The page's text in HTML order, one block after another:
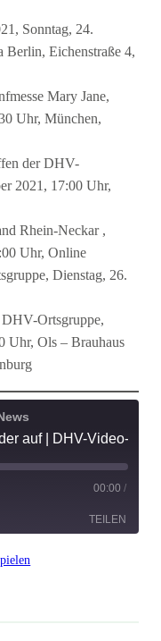
Sonntag, 24.
Berlin, Eichenstraße 4,
Mary Jane,
Uhr, München,
der DHV-
2021, 17:00 Uhr,
Rhein-Neckar ,
Uhr, Online
Dienstag, 26.
Ortsgruppe,
Uhr, Ols – Brauhaus
00:00 /
TEILEN